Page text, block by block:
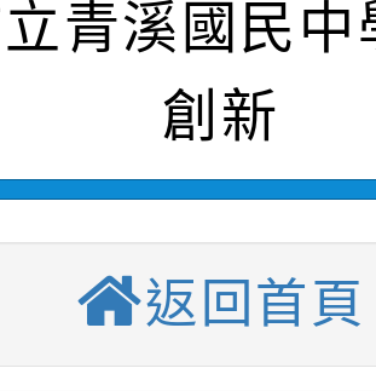
片一案
賽實施要點」及修
：桃園市115年度
藝文競賽』實施計
選結果(第11招)】
(第11招)
度第1學期第9次代
(第3招)
選結果(第4招)】
度第1學期第9次
(第4招)
選結果(第12招)】
度第1學期第7次代
：桃園市115學年
青溪國民
創新
返回首頁